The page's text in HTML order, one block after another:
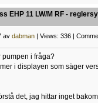
EHP 11 LW/M RF -
av dabman| Views: 336 |
pumpen i fråga?
i displayen som säger
det, jag hittar inget